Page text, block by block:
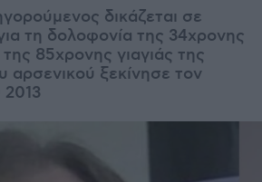
δικάζεται σε
τη δολοφονία της 34χρονης
85χρονης γιαγιάς της
αρσενικού ξεκίνησε τον